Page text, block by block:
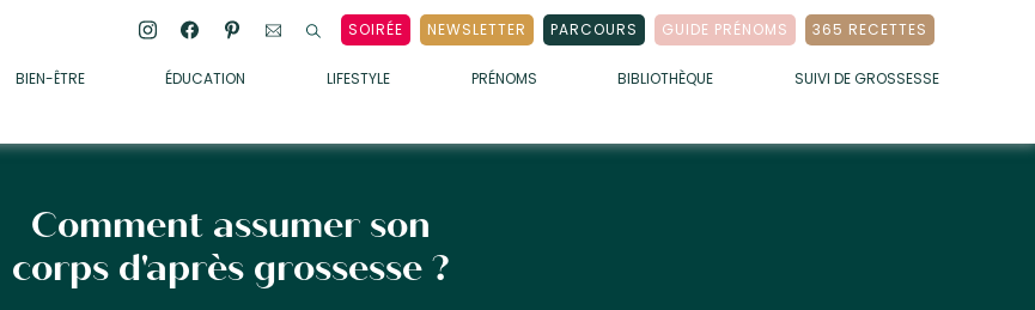
SOIRÉE NEWSLETTER PARCOURS GUIDE PRÉNOMS 365 RECETTES
BIEN-ÊTRE ÉDUCATION LIFESTYLE PRÉNOMS BIBLIOTHÈQUE SUIVI DE GROSSESSE
• SOMMEIL
• MÉDECINE DOUCE
Comment assumer son
corps d'après grossesse ?